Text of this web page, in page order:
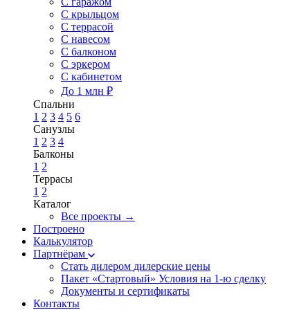
С крыльцом
С террасой
С навесом
С балконом
С эркером
С кабинетом
До 1 млн ₽
Спальни
1 2 3 4 5 6
Санузлы
1 2 3 4
Балконы
1 2
Террасы
1 2
Каталог
Все проекты →
Построено
Калькулятор
Партнёрам
Стать дилером дилерские цены
Пакет «Стартовый» Условия на 1-ю сделку
Документы и сертификаты
Контакты